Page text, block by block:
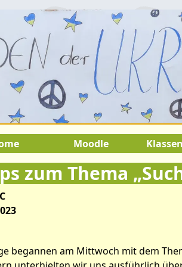
2026: SOMMERFERIEN !
Moodle
zum Thema
begannen am Mittwoch mit dem